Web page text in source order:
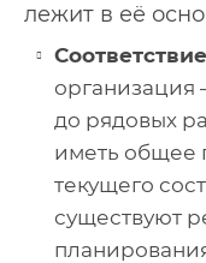
лежит в её
организация
до рядовых
иметь общее
текущего
существуют